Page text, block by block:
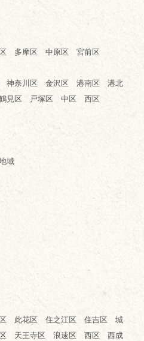
多摩区 中原区 宮前区
奈川区 金沢区 港南区 港北
見区 戸塚区 中区 西区
域
此花区 住之江区 住吉区 城
天王寺区 浪速区 西区 西成